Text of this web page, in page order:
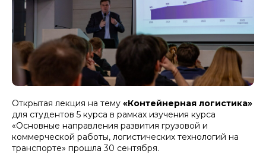
Открытая лекция на тему «Контейнерная логистика»
для студентов 5 курса в рамках изучения курса
«Основные направления развития грузовой и
коммерческой работы, логистических технологий на
транспорте» прошла 30 сентября.